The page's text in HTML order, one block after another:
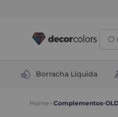
O
Borracha Líquida
Complementos-